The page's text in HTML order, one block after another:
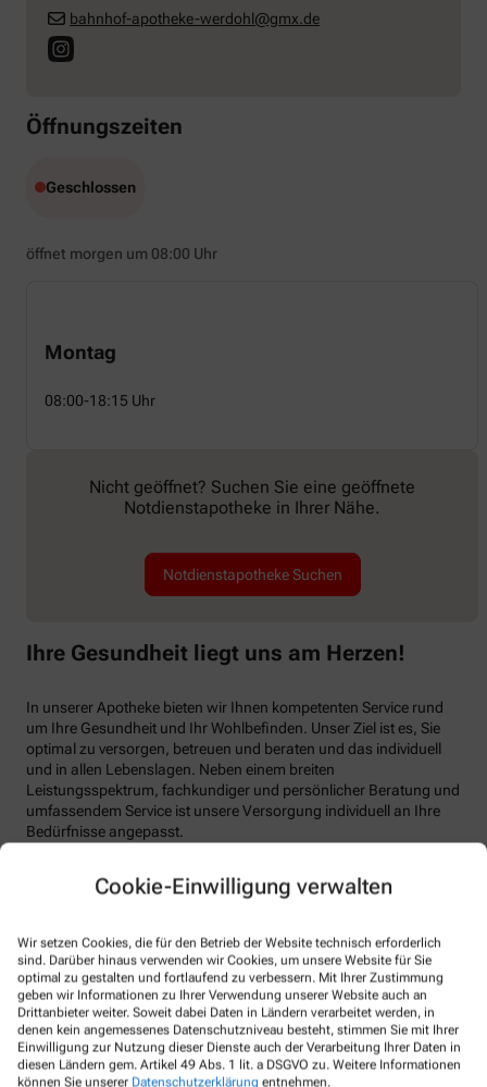
Cookie-Einwilligung verwalten
Wir setzen Cookies, die für den Betrieb der Website technisch erforderlich
sind. Darüber hinaus verwenden wir Cookies, um unsere Website für Sie
optimal zu gestalten und fortlaufend zu verbessern. Mit Ihrer Zustimmung
geben wir Informationen zu Ihrer Verwendung unserer Website auch an
Drittanbieter weiter. Soweit dabei Daten in Ländern verarbeitet werden, in
denen kein angemessenes Datenschutzniveau besteht, stimmen Sie mit Ihrer
Einwilligung zur Nutzung dieser Dienste auch der Verarbeitung Ihrer Daten in
diesen Ländern gem. Artikel 49 Abs. 1 lit. a DSGVO zu. Weitere Informationen
können Sie unserer Datenschutzerklärung entnehmen.
bahnhof-apotheke-werdohl@gmx.de
Öffnungszeiten
Geschlossen
öffnet morgen um 08:00 Uhr
Montag
08:00-18:15 Uhr
Nicht geöffnet? Suchen Sie eine geöffnete
Notdienstapotheke in Ihrer Nähe.
Notdienstapotheke Suchen
Ihre Gesundheit liegt uns am Herzen!
In unserer Apotheke bieten wir Ihnen kompetenten Service rund
um Ihre Gesundheit und Ihr Wohlbefinden. Unser Ziel ist es, Sie
optimal zu versorgen, betreuen und beraten und das individuell
und in allen Lebenslagen. Neben einem breiten
Leistungsspektrum, fachkundiger und persönlicher Beratung und
umfassendem Service ist unsere Versorgung individuell an Ihre
Bedürfnisse angepasst.
online. So sparen Sie doppelte Wege und profitieren von
Wir freuen uns auf Ihren Besuch!
Wir sind für Sie da – vor Ort und digital
Unsere Apotheke steht nicht nur als vertrauenswürdiger Ort in
Ihrer Nachbarschaft, sondern auch als digitaler Begleiter zur